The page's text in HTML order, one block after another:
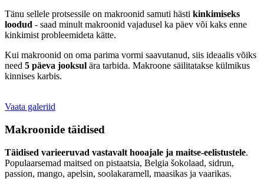
Tänu sellele protsessile on makroonid samuti hästi kinkimiseks
loodud - saad minult makroonid vajadusel ka päev või kaks enne
kinkimist probleemideta kätte.
Kui makroonid on oma parima vormi saavutanud, siis ideaalis võiks
need 5 päeva jooksul ära tarbida. Makroone säilitatakse külmikus
kinnises karbis.
Vaata galeriid
Makroonide täidised
Täidised varieeruvad vastavalt hooajale ja maitse-eelistustele.
Populaarsemad maitsed on pistaatsia, Belgia šokolaad, sidrun,
passion, mango, apelsin, soolakaramell, maasikas ja vaarikas.